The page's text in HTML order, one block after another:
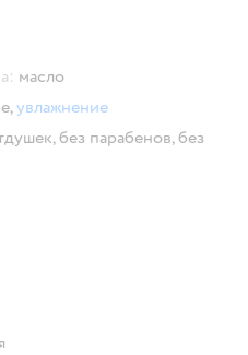
масло
увлажнение
без парабенов,без